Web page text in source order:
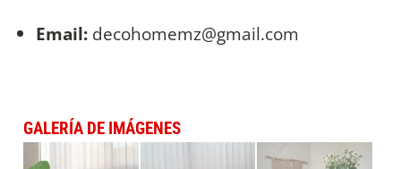
Email: decohomemz@gmail.com
GALERÍA DE IMÁGENES